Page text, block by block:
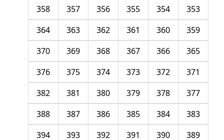
353
354
355
356
357
358
359
360
361
362
363
364
365
366
367
368
369
370
371
372
373
374
375
376
377
378
379
380
381
382
383
384
385
386
387
388
389
390
391
392
393
394